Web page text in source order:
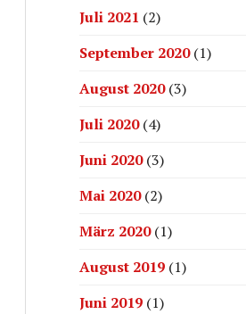
Juli 2021 (2)
September 2020(1)
August 2020(3)
Juli 2020(4)
Juni 2020(3)
Mai 2020(2)
März 2020(1)
August 2019 (1)
Juni 2019 (1)